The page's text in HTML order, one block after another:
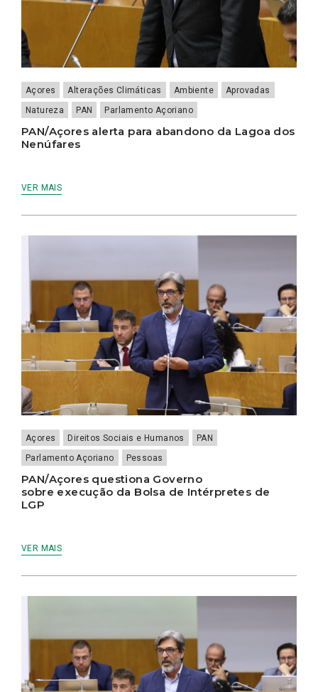
Açores Alterações Climáticas Ambiente
Aprovadas
Natureza
PAN Parlamento Açoriano
PAN/Açores alerta para abandono da Lagoa dos
Nenúfares
VER MAIS
Açores Direitos Sociais e Humanos
PAN
Parlamento Açoriano
Pessoas
PAN/Açores questiona Governo
sobre execução da Bolsa de Intérpretes de
LGP
VER MAIS